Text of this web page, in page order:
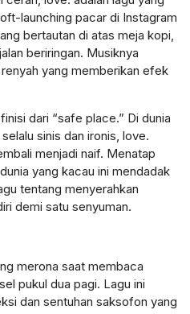
launching pacar di Instagram
bertautan di atas meja kopi,
beriringan. Musiknya
yang memberikan efek
dari “safe place.” Di dunia
sinis dan ironis, love.
menjadi naif. Menatap
yang kacau ini mendadak
tentang menyerahkan
demi satu senyuman.
merona saat membaca
pukul dua pagi. Lagu ini
dan sentuhan saksofon yang